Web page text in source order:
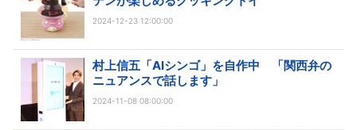
2024-12-23 12:00:00
村上信五「AIシンゴ」を自作中 「関西弁の
ニュアンスで話します」
2024-11-08 08:00:00